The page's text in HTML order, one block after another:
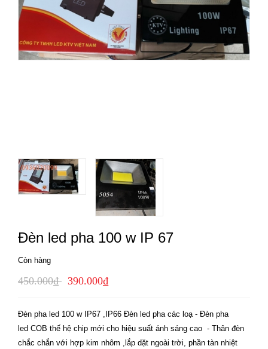
Đèn led pha 100 w IP 67
Còn hàng
450.000₫ 390.000₫
Đèn pha led 100 w IP67 ,IP66 Đèn led pha các loạ - Đèn pha
led COB thế hệ chip mới cho hiệu suất ánh sáng cao - Thân đèn
chắc chắn với hợp kim nhôm ,lắp dặt ngoài trời, phần tàn nhiệt